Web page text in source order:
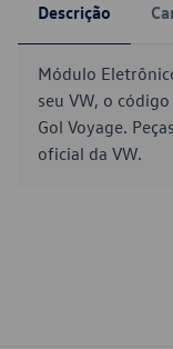
Descrição
Módulo
seu VW, o
Gol Voyage.
oficial da VW.